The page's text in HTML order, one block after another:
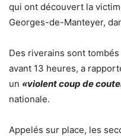
qui ont découvert la
Georges-de-Manteyer,
Des riverains sont
avant 13 heures, a
un «violent coup de
nationale.
Appelés sur place, les